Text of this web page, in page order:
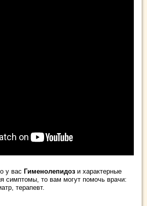
у вас Гименолепидоз и характерные
симптомы, то вам могут помочь врачи:
терапевт.